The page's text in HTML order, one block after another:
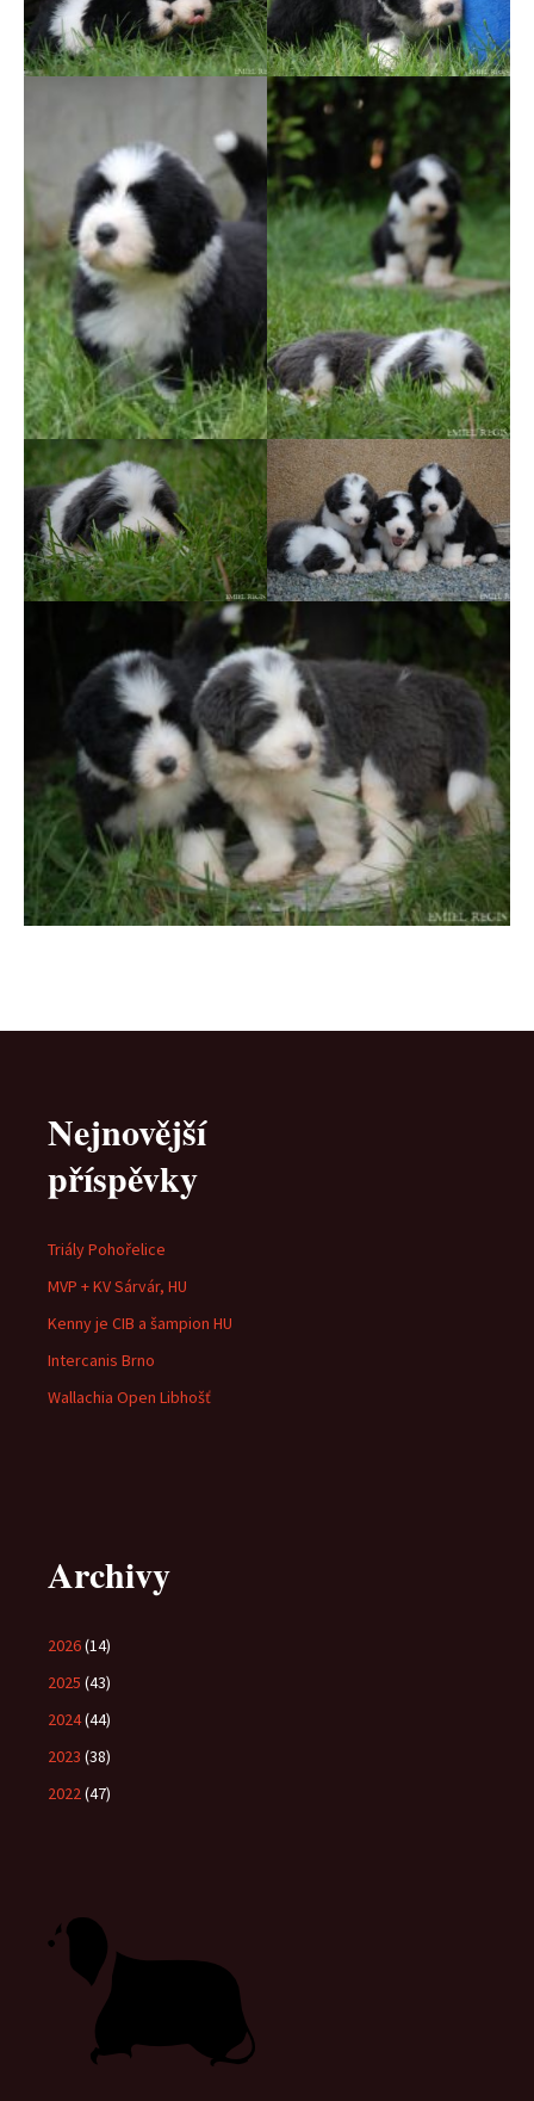
Nejnovější
příspěvky
Triály Pohořelice
MVP + KV Sárvár, HU
Kenny je CIB a šampion HU
Intercanis Brno
Wallachia Open Libhošť
Archivy
2026(14)
2025 (43)
2024(44)
2023 (38)
2022(47)